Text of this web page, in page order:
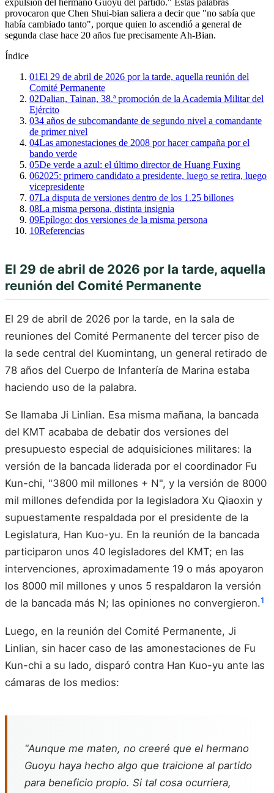
expulsión del hermano Guoyu del partido." Estas palabras
provocaron que Chen Shui-bian saliera a decir que "no sabía que
había cambiado tanto", porque quien lo ascendió a general de
segunda clase hace 20 años fue precisamente Ah-Bian.
Índice
01El 29 de abril de 2026 por la tarde, aquella reunión del
Comité Permanente
02Dalian, Tainan, 38.ª promoción de la Academia Militar del
Ejército
034 años de subcomandante de segundo nivel a comandante
de primer nivel
04Las amonestaciones de 2008 por hacer campaña por el
bando verde
05De verde a azul: el último director de Huang Fuxing
062025: primero candidato a presidente, luego se retira, luego
vicepresidente
07La disputa de versiones dentro de los 1.25 billones
08La misma persona, distinta insignia
09Epílogo: dos versiones de la misma persona
10Referencias
El 29 de abril de 2026 por la tarde, aquella
reunión del Comité Permanente
El 29 de abril de 2026 por la tarde, en la sala de
reuniones del Comité Permanente del tercer piso de
la sede central del Kuomintang, un general retirado de
78 años del Cuerpo de Infantería de Marina estaba
haciendo uso de la palabra.
Se llamaba Ji Linlian. Esa misma mañana, la bancada
del KMT acababa de debatir dos versiones del
presupuesto especial de adquisiciones militares: la
versión de la bancada liderada por el coordinador Fu
Kun-chi, "3800 mil millones + N", y la versión de 8000
mil millones defendida por la legisladora Xu Qiaoxin y
supuestamente respaldada por el presidente de la
Legislatura, Han Kuo-yu. En la reunión de la bancada
participaron unos 40 legisladores del KMT; en las
intervenciones, aproximadamente 19 o más apoyaron
los 8000 mil millones y unos 5 respaldaron la versión
de la bancada más N; las opiniones no convergieron.1
Luego, en la reunión del Comité Permanente, Ji
Linlian, sin hacer caso de las amonestaciones de Fu
Kun-chi a su lado, disparó contra Han Kuo-yu ante las
cámaras de los medios:
"Aunque me maten, no creeré que el hermano
Guoyu haya hecho algo que traicione al partido
para beneficio propio. Si tal cosa ocurriera,